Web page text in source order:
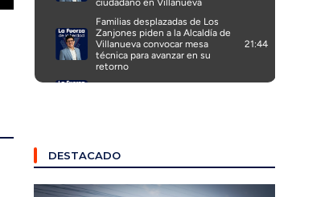
DESTACADO